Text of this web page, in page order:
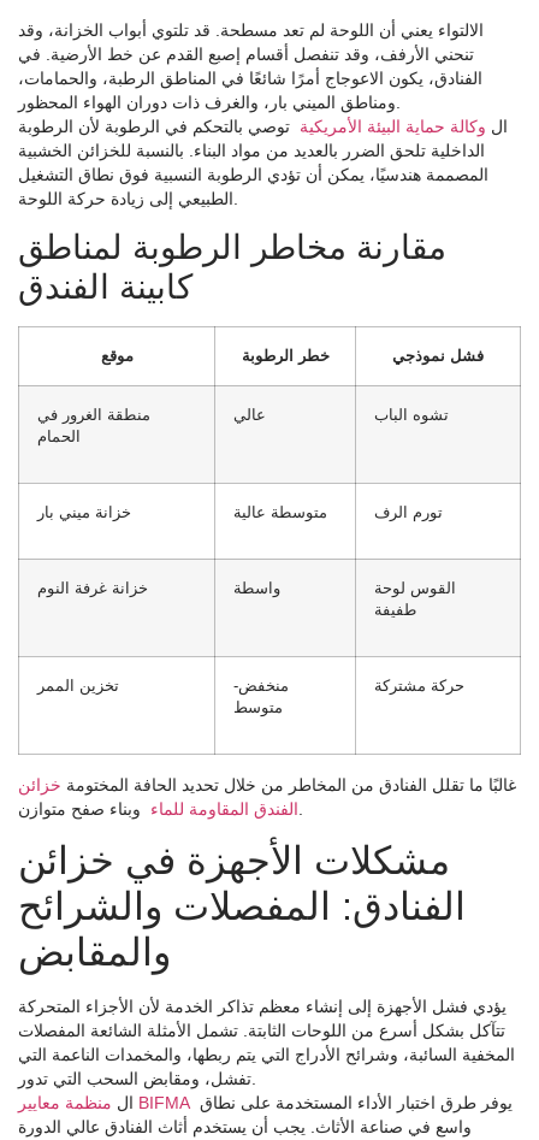
الالتواء يعني أن اللوحة لم تعد مسطحة. قد تلتوي أبواب الخزانة، وقد
تنحني الأرفف، وقد تنفصل أقسام إصبع القدم عن خط الأرضية. في
الفنادق، يكون الاعوجاج أمرًا شائعًا في المناطق الرطبة، والحمامات،
ال وكالة حماية البيئة الأمريكية توصي بالتحكم في الرطوبة لأن الرطوبة
الداخلية تلحق الضرر بالعديد من مواد البناء. بالنسبة للخزائن الخشبية
المصممة هندسيًا، يمكن أن تؤدي الرطوبة النسبية فوق نطاق التشغيل
مقارنة مخاطر الرطوبة لمناطق
كابينة الفندق
موقع خطر الرطوبة فشل نموذجي
منطقة الغرور في
الحمام
عالي تشوه الباب
خزانة ميني بار متوسطة عالية تورم الرف
خزانة غرفة النوم واسطة
القوس لوحة
طفيفة
تخزين الممر
منخفض-
متوسط
حركة مشتركة
غالبًا ما تقلل الفنادق من المخاطر من خلال تحديد الحافة المختومة خزائن
الفندق المقاومة للماء
مشكلات الأجهزة في خزائن
الفنادق: المفصلات والشرائح
والمقابض
يؤدي فشل الأجهزة إلى إنشاء معظم تذاكر الخدمة لأن الأجزاء المتحركة
تتآكل بشكل أسرع من اللوحات الثابتة. تشمل الأمثلة الشائعة المفصلات
المخفية السائبة، وشرائح الأدراج التي يتم ربطها، والمخمدات الناعمة التي
تفشل، ومقابض السحب التي تدور.
ال منظمة معايير BIFMA
واسع في صناعة الأثاث. يجب أن يستخدم أثاث الفنادق عالي الدورة